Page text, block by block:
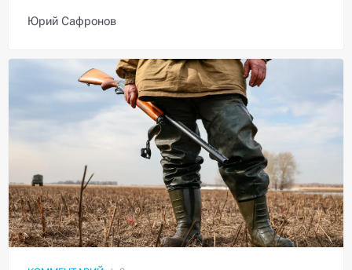
Юрий Сафронов